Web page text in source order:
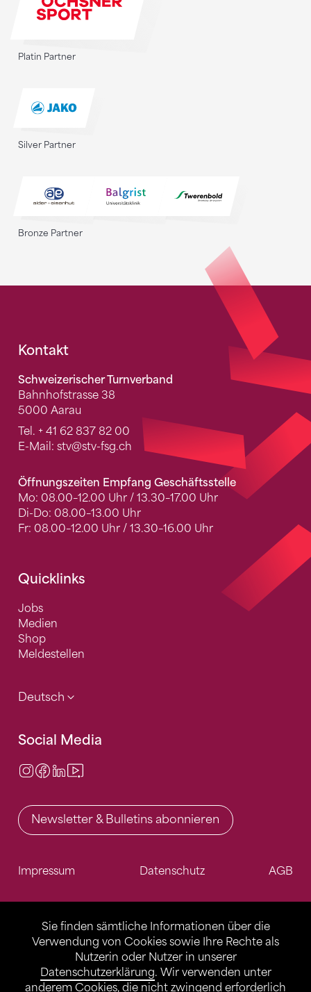
Sie finden sämtliche Informationen über die
Verwendung von Cookies sowie Ihre Rechte als
Nutzerin oder Nutzer in unserer
Datenschutzerklärung. Wir verwenden unter
anderem Cookies, die nicht zwingend erforderlich
Platin Partner
Silver Partner
Bronze Partner
Fusszeile
Kontakt
Schweizerischer Turnverband
Bahnhofstrasse 38
5000 Aarau
Tel. + 41 62 837 82 00
E-Mail: stv@stv-fsg.ch
Öffnungszeiten Empfang Geschäftsstelle
Mo: 08.00–12.00 Uhr / 13.30–17.00 Uhr
Di-Do: 08.00–13.00 Uhr
Fr: 08.00–12.00 Uhr / 13.30–16.00 Uhr
Quicklinks
Jobs
Medien
Shop
Meldestellen
Deutsch
Social Media
Instagram
Facebook
LinkedIn
Newsletter & Bulletins abonnieren
Impressum Datenschutz AGB